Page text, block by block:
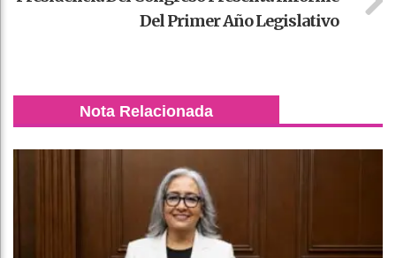
Del Primer Año Legislativo
Nota Relacionada